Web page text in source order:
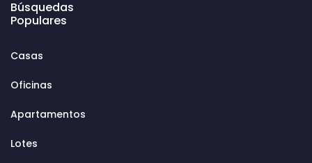
Búsquedas
Populares
Casas
Oficinas
Apartamentos
Lotes